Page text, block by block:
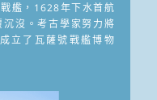
艦，1628年下水首航
沒。考古學家努力將
立了瓦薩號戰艦博物